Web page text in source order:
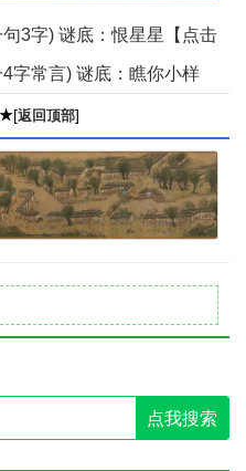
3字) 谜底：恨星星【点击
字常言) 谜底：瞧你小样
[返回顶部]
点我搜索